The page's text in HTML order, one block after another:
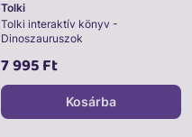
Tolki
Tolki interaktív könyv -
Dinoszauruszok
7 995 Ft
Kosárba